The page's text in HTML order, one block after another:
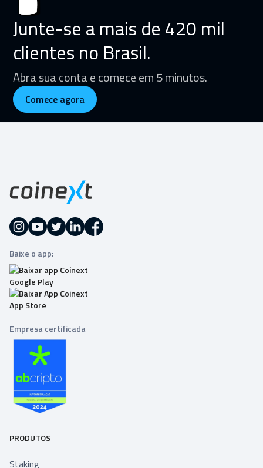
Junte-se a mais de 420 mil
clientes no Brasil.
Abra sua conta e comece em 5 minutos.
Comece agora
Baixe o app:
Empresa certificada
PRODUTOS
Staking